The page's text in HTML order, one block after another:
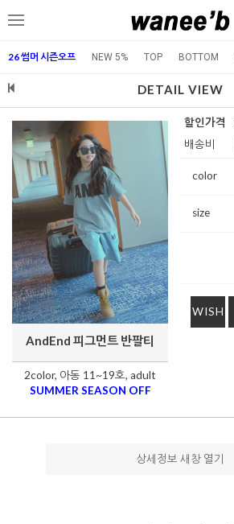
메
26 썸머 시즌오프 NEW 5% TOP BOTTOM
DETAIL VIEW
AndEnd 피그먼트 반팔티
2color, 아동 11~19호, adult
SUMMER SEASON OFF
할인가격
배송비
color
size
WISH
상세정보 새창 열기